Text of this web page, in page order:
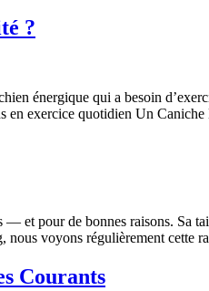
?
énergique qui a besoin
en exercice quotidien Un
et pour de bonnes raisons. Sa
nous voyons régulièrement cette
Courants